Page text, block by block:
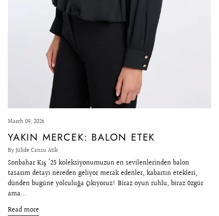
March 09, 2026
YAKIN MERCEK: BALON ETEK
By Jülide Cansu Atik
Sonbahar Kış '25 koleksiyonumuzun en sevilenlerinden balon
tasarım detayı nereden geliyor merak edenler, kabartın etekleri,
dünden bugüne yolculuğa çıkıyoruz! Biraz oyun ruhlu, biraz özgür
ama...
Read more